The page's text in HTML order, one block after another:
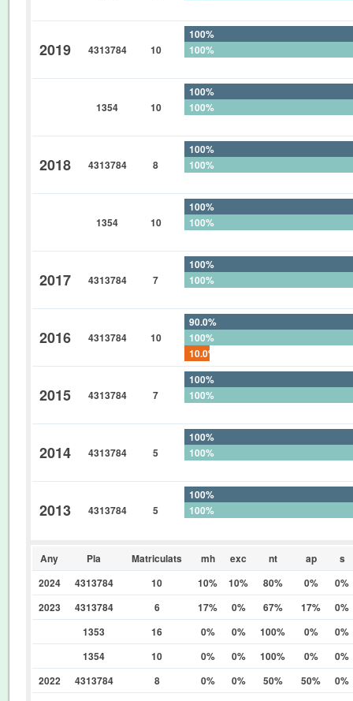
2019 4313784 10
100%
100%
1354 10
100%
100%
2018 4313784 8
100%
100%
1354 10
100%
100%
2017 4313784 7
100%
100%
2016 4313784 10
90.0%
100%
10.0%
2015 4313784 7
100%
100%
2014 4313784 5
100%
100%
2013 4313784 5
100%
100%
Any Pla Matriculats mh exc nt ap
s
2024
4313784 10 10% 10% 80% 0%
0%
2023
4313784 6 17% 0% 67% 17%
0%
1353
16 0% 0% 100% 0%
0%
1354
10 0% 0% 100% 0%
0%
2022
4313784 8 0% 0% 50% 50%
0%